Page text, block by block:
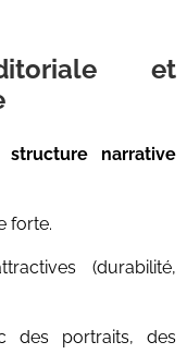
et
structure narrative
forte.
(durabilité,
des portraits, des